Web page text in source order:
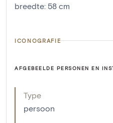
breedte: 58 cm
ICONOGRAFIE
AFGEBEELDE PERSONEN EN
Type
persoon